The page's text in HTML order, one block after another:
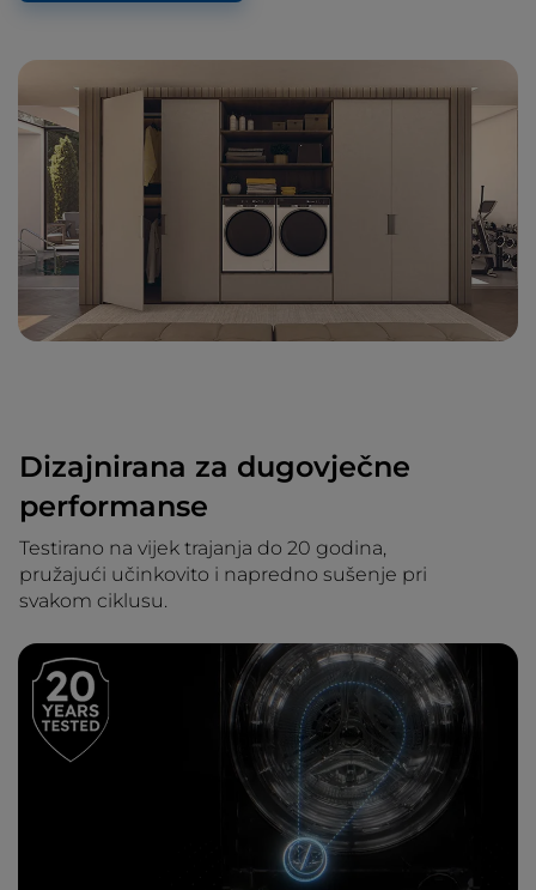
Dizajnirana za dugovječne
performanse
Testirano na vijek trajanja do 20 godina,
pružajući učinkovito i napredno sušenje pri
svakom ciklusu.